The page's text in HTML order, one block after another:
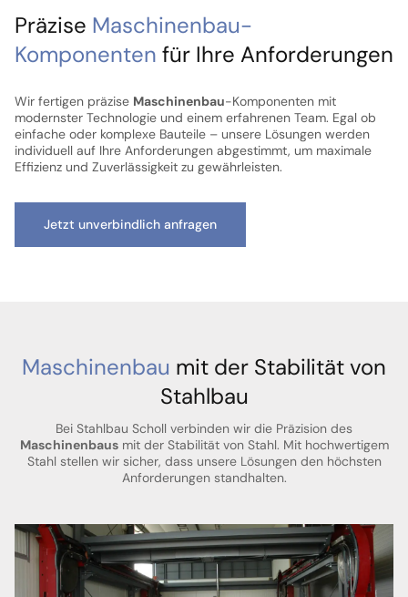
Präzise Maschinenbau-
Komponenten für Ihre Anforderungen
Wir fertigen präzise Maschinenbau-Komponenten mit
modernster Technologie und einem erfahrenen Team. Egal ob
einfache oder komplexe Bauteile – unsere Lösungen werden
individuell auf Ihre Anforderungen abgestimmt, um maximale
Effizienz und Zuverlässigkeit zu gewährleisten.
Jetzt unverbindlich anfragen
Maschinenbau mit der Stabilität von
Stahlbau
Bei Stahlbau Scholl verbinden wir die Präzision des
Maschinenbausmit der Stabilität von Stahl. Mit hochwertigem
Stahl stellen wir sicher, dass unsere Lösungen den höchsten
Anforderungen standhalten.